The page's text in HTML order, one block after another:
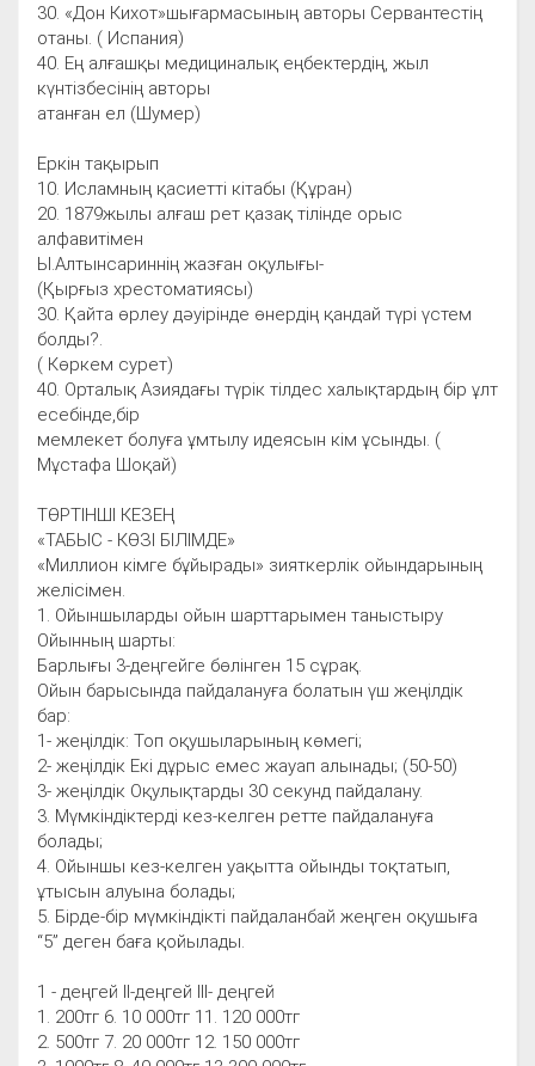
30. «Дон Кихот»шығармасының авторы Сервантестің
отаны. ( Испания)
40. Ең алғашқы медициналық еңбектердің, жыл
күнтізбесінің авторы
атанған ел (Шумер)
Еркін тақырып
10. Исламның қасиетті кітабы (Құран)
20. 1879жылы алғаш рет қазақ тілінде орыс
алфавитімен
Ы.Алтынсариннің жазған оқулығы-
(Қырғыз хрестоматиясы)
30. Қайта өрлеу дәуірінде өнердің қандай түрі үстем
болды?.
( Көркем сурет)
40. Орталық Азиядағы түрік тілдес халықтардың бір ұлт
есебінде,бір
мемлекет болуға ұмтылу идеясын кім ұсынды. (
Мұстафа Шоқай)
ТӨРТІНШІ КЕЗЕҢ
«ТАБЫС - КӨЗІ БІЛІМДЕ»
«Миллион кімге бұйырады» зияткерлік ойындарының
желісімен.
1. Ойыншыларды ойын шарттарымен таныстыру
Ойынның шарты:
Барлығы 3-деңгейге бөлінген 15 сұрақ.
Ойын барысында пайдалануға болатын үш жеңілдік
бар:
1- жеңілдік: Топ оқушыларының көмегі;
2- жеңілдік Екі дұрыс емес жауап алынады; (50-50)
3- жеңілдік Оқулықтарды 30 секунд пайдалану.
3. Мүмкіндіктерді кез-келген ретте пайдалануға
болады;
4. Ойыншы кез-келген уақытта ойынды тоқтатып,
ұтысын алуына болады;
5. Бірде-бір мүмкіндікті пайдаланбай жеңген оқушыға
“5” деген баға қойылады.
1 - деңгей II-деңгей III- деңгей
1. 200тг 6. 10 000тг 11. 120 000тг
2. 500тг 7. 20 000тг 12. 150 000тг